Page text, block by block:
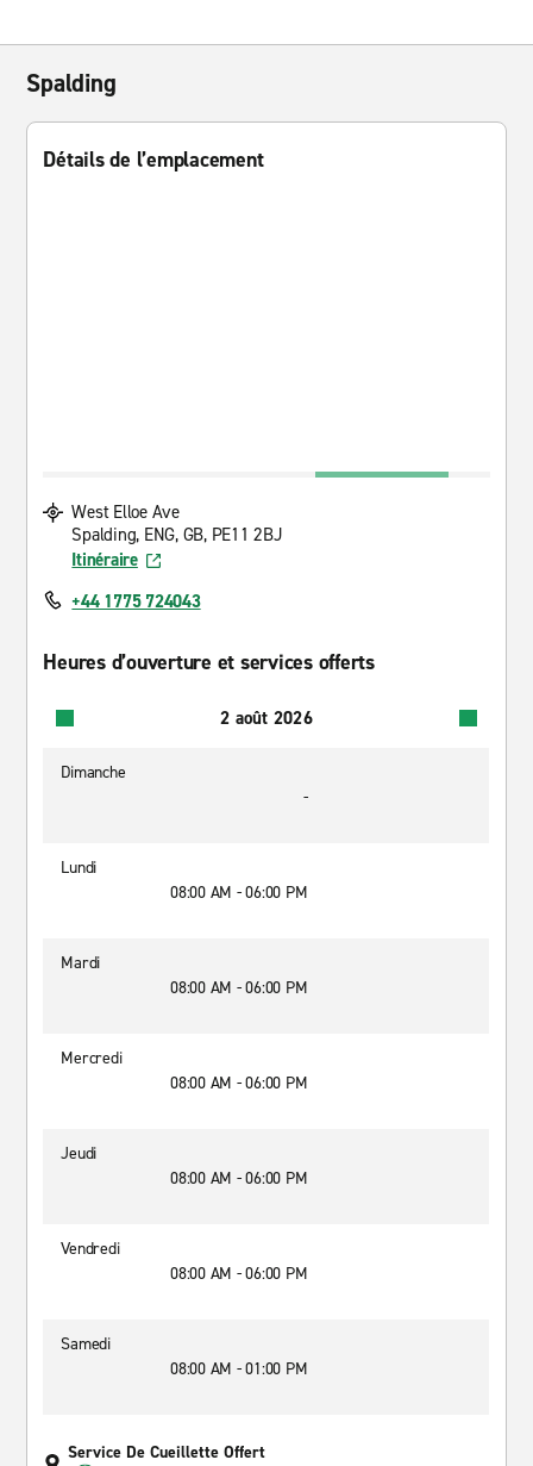
Spalding
Détails de l’emplacement
West Elloe Ave
Spalding, ENG, GB, PE11 2BJ
Itinéraire
+44 1775 724043
Heures d’ouverture et services offerts
2 août 2026
Dimanche
-
Lundi
08:00 AM - 06:00 PM
Mardi
08:00 AM - 06:00 PM
Mercredi
08:00 AM - 06:00 PM
Jeudi
08:00 AM - 06:00 PM
Vendredi
08:00 AM - 06:00 PM
Samedi
08:00 AM - 01:00 PM
Service De Cueillette Offert